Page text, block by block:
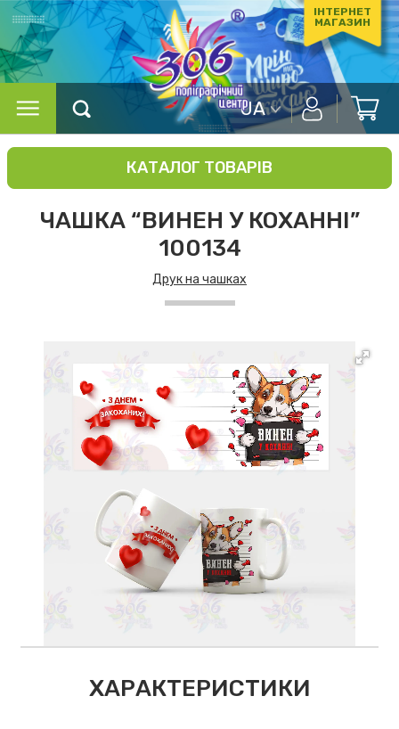
ІНТЕРНЕТ
МАГАЗИН
UA
КАТАЛОГ ТОВАРІВ
ЧАШКА “ВИНЕН У КОХАННІ”
100134
Друк на чашках
ХАРАКТЕРИСТИКИ